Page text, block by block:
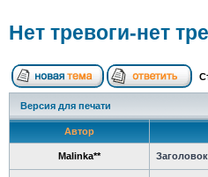
Нет тревоги-нет
Версия для печати
Автор
Malinka**